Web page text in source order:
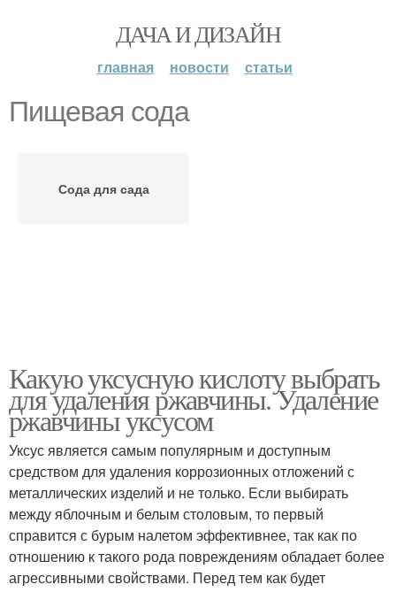
ДАЧА И ДИЗАЙН
главная новости статьи
Пищевая сода
Сода для сада
Какую уксусную кислоту выбрать
для удаления ржавчины. Удаление
ржавчины уксусом
Уксус является самым популярным и доступным
средством для удаления коррозионных отложений с
металлических изделий и не только. Если выбирать
между яблочным и белым столовым, то первый
справится с бурым налетом эффективнее, так как по
отношению к такого рода повреждениям обладает более
агрессивными свойствами. Перед тем как будет